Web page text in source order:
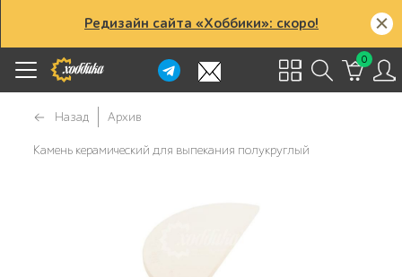
Редизайн сайта «Хоббики»: скоро!
0
Назад Архив
Камень керамический для выпекания полукруглый